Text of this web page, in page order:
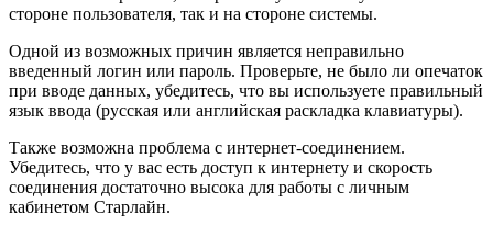
стороне пользователя, так и на стороне системы.
Одной из возможных причин является неправильно
введенный логин или пароль. Проверьте, не было ли опечаток
при вводе данных, убедитесь, что вы используете правильный
язык ввода (русская или английская раскладка клавиатуры).
Также возможна проблема с интернет-соединением.
Убедитесь, что у вас есть доступ к интернету и скорость
соединения достаточно высока для работы с личным
кабинетом Старлайн.